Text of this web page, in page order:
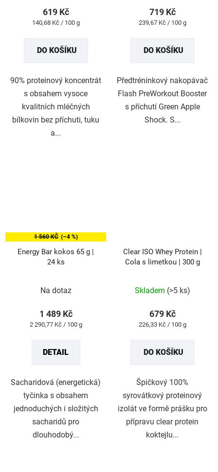
je
619 Kč
Měrná
140,68 Kč / 100 g
DO KOŠÍKU
90% proteinový koncentrát
s obsahem vysoce
kvalitních mléčných
bílkovin bez příchuti, tuku
a...
je
719 Kč
Měrná
239,67 Kč / 100 g
DO KOŠÍKU
Předtréninkový nakopávač
Flash PreWorkout Booster
s příchutí Green Apple
Shock. S...
1 560 KČ (–4 %)
Energy Bar kokos 65 g |
24 ks
hodnocení
je
5
Na dotaz
1 489 Kč
Měrná
2 290,77 Kč / 100 g
DETAIL
Sacharidová (energetická)
tyčinka s obsahem
jednoduchých i složitých
sacharidů pro
dlouhodobý...
Clear ISO Whey Protein |
Cola s limetkou | 300 g
hodnocení
je
5
Skladem (>5 ks)
679 Kč
Měrná
226,33 Kč / 100 g
DO KOŠÍKU
Špičkový 100%
syrovátkový proteinový
izolát ve formě prášku pro
přípravu clear protein
koktejlu...